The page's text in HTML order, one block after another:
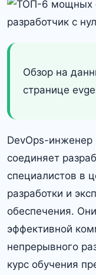
Обзор на
странице
DevOps-инженер
соединяет
специалистов в
разработки и
обеспечения.​
эффективной
непрерывного
курс обучения